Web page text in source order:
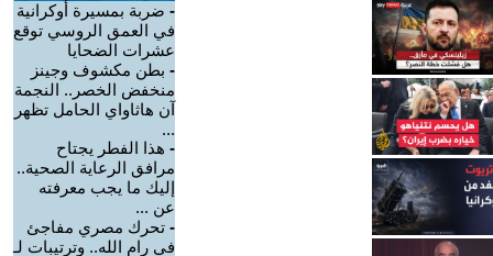
- ضربة بمسيرة أوكرانية
في العمق الروسي توقع
عشرات الضحايا
- بطن مكشوف وجينز
منخفض الخصر.. النجمة
آن هاثاواي الحامل تظهر
...
- هذا الفطر يجتاح
مرافق الرعاية الصحية..
إليك ما يجب معرفته
عن ...
- تحرك مصري مفاجئ
في رام الله.. وترتيبات لـ